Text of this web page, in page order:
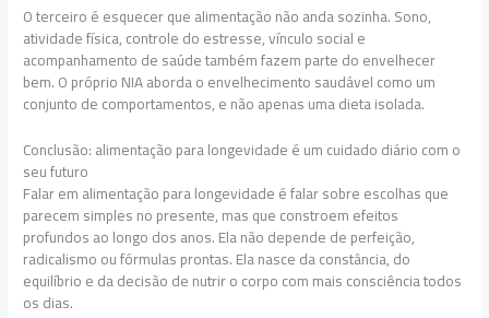
O terceiro é esquecer que alimentação não anda sozinha. Sono,
atividade física, controle do estresse, vínculo social e
acompanhamento de saúde também fazem parte do envelhecer
bem. O próprio NIA aborda o envelhecimento saudável como um
conjunto de comportamentos, e não apenas uma dieta isolada.
Conclusão: alimentação para longevidade é um cuidado diário com o
seu futuro
Falar em alimentação para longevidade é falar sobre escolhas que
parecem simples no presente, mas que constroem efeitos
profundos ao longo dos anos. Ela não depende de perfeição,
radicalismo ou fórmulas prontas. Ela nasce da constância, do
equilíbrio e da decisão de nutrir o corpo com mais consciência todos
os dias.